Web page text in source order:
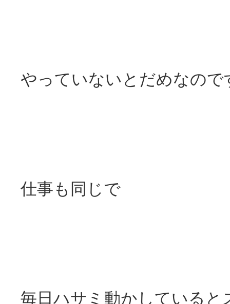
やっていないとだめなので
仕事も同じで
毎日ハサミ動かしていると